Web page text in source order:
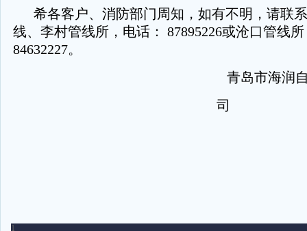
希各客户、消防部门周知，如有不明，请联
线、李村管线所，电话： 87895226或沧口管线
84632227。
青岛市海润
司